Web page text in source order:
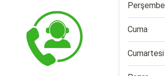
Perşembe
Cuma
Cumartesi